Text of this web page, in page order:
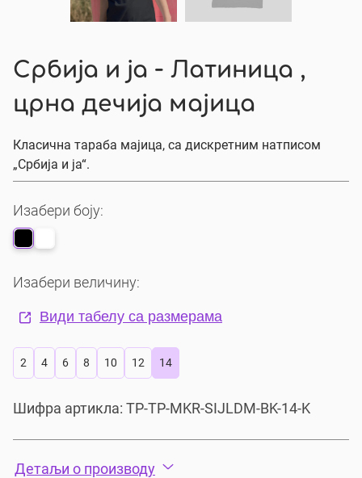
Србија и ја - Латиница ,
црна дечија мајица
Класична тараба мајица, са дискретним натписом
„Србија и ја“.
Изабери боју:
Изабери величину:
Види табелу са размерама
2 4 6 8 10 12 14
Шифра артикла: TP-TP-MKR-SIJLDM-BK-14-K
Детаљи о производу